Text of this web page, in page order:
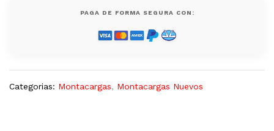
PAGA DE FORMA SEGURA CON:
Categorias: Montacargas, Montacargas Nuevos